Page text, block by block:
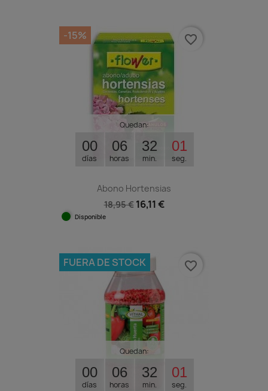
Quedan:
00
días
06
horas
32
min.
00
seg.
Abono Hortensias
18,95 € 16,11 €
Disponible
-15% favorite_border
Quedan:
00
días
06
horas
32
min.
00
seg.
FUERA DE STOCK favorite_border